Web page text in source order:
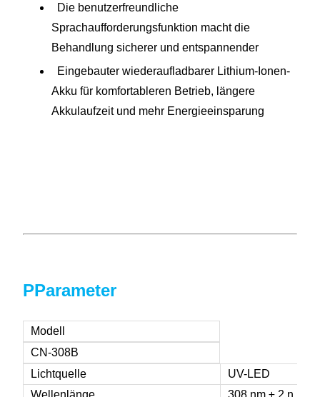
Die benutzerfreundliche
Sprachaufforderungsfunktion macht die
Behandlung sicherer und entspannender
Eingebauter wiederaufladbarer Lithium-Ionen-
Akku für komfortableren Betrieb, längere
Akkulaufzeit und mehr Energieeinsparung
PParameter
Modell
CN-308B
Lichtquelle
UV-LED
Wellenlänge
308 nm ± 2 n